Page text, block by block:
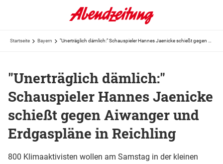
Startseite Bayern
"Unerträglich dämlich:"
Schauspieler Hannes Jaenicke
schießt gegen Aiwanger und
Erdgaspläne in Reichling
800 Klimaaktivisten wollen am Samstag in der kleinen